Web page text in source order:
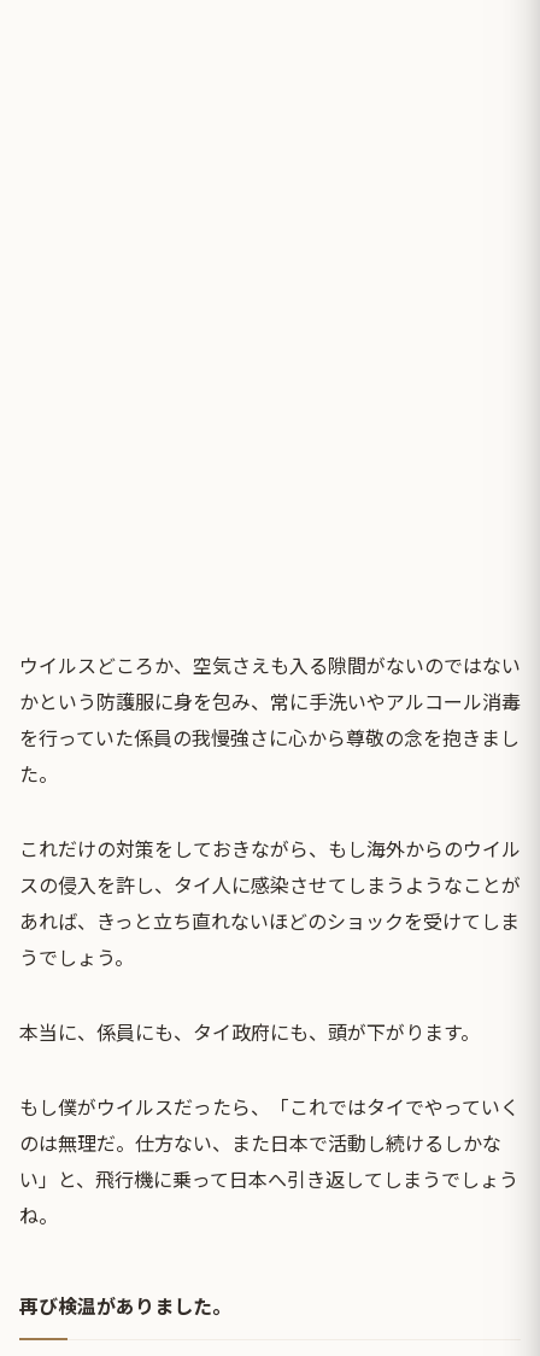
ウイルスどころか、空気さえも入る隙間がないのではない
かという防護服に身を包み、常に手洗いやアルコール消毒
を行っていた係員の我慢強さに心から尊敬の念を抱きまし
た。
これだけの対策をしておきながら、もし海外からのウイル
スの侵入を許し、タイ人に感染させてしまうようなことが
あれば、きっと立ち直れないほどのショックを受けてしま
うでしょう。
本当に、係員にも、タイ政府にも、頭が下がります。
もし僕がウイルスだったら、「これではタイでやっていく
のは無理だ。仕方ない、また日本で活動し続けるしかな
い」と、飛行機に乗って日本へ引き返してしまうでしょう
ね。
再び検温がありました。